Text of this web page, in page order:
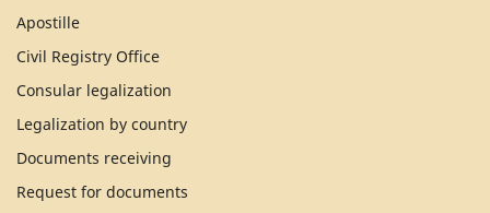
Apostille
Civil Registry Office
Consular legalization
Legalization by country
Documents receiving
Request for documents